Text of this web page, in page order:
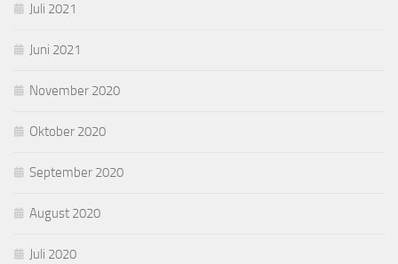
Juli 2021
Juni 2021
November 2020
Oktober 2020
September 2020
August 2020
Juli 2020